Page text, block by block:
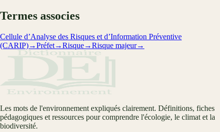
Termes associes
Cellule d’Analyse des Risques et d’Information Préventive
(CARIP)→Préfet→Risque→Risque majeur→
Les mots de l'environnement expliqués clairement. Définitions, fiches
pédagogiques et ressources pour comprendre l'écologie, le climat et la
biodiversité.